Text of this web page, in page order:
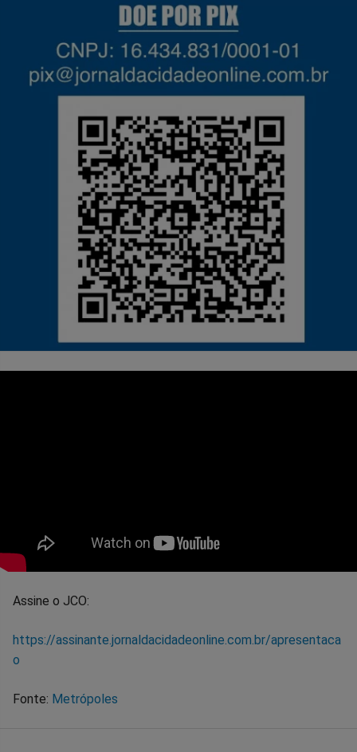
Assine o JCO:
https://assinante.jornaldacidadeonline.com.br/apresentaca
o
Fonte: Metrópoles